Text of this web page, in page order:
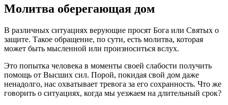
Молитва оберегающая дом
В различных ситуациях верующие просят Бога или Святых о
защите. Такое обращение, по сути, есть молитва, которая
может быть мысленной или произноситься вслух.
Это попытка человека в моменты своей слабости получить
помощь от Высших сил. Порой, покидая свой дом даже
ненадолго, нас охватывает тревога за его сохранность. Что же
говорить о ситуациях, когда мы уезжаем на длительный срок?